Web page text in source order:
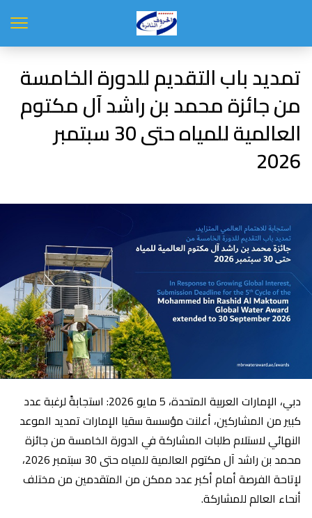
تمديد باب التقديم للدورة الخامسة
من جائزة محمد بن راشد آل مكتوم
العالمية للمياه حتى 30 سبتمبر
2026
دبي، الإمارات العربية المتحدة، 5 مايو 2026: استجابةً لرغبة عدد
كبير من المشاركين، أعلنت مؤسسة سقيا الإمارات تمديد الموعد
النهائي لاستلام طلبات المشاركة في الدورة الخامسة من جائزة
محمد بن راشد آل مكتوم العالمية للمياه حتى 30 سبتمبر 2026،
لإتاحة الفرصة أمام أكبر عدد ممكن من المتقدمين من مختلف
أنحاء العالم للمشاركة.